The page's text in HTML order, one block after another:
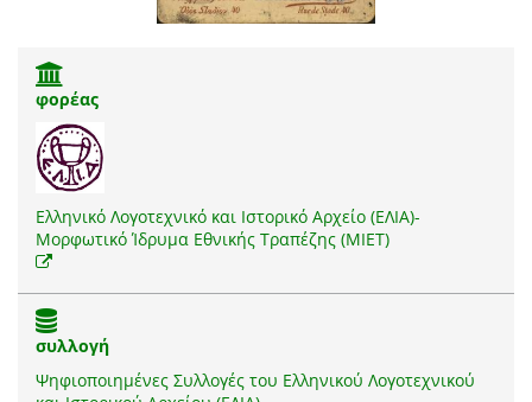
φορέας
Ελληνικό Λογοτεχνικό και Ιστορικό Αρχείο (ΕΛΙΑ)-
Μορφωτικό Ίδρυμα Εθνικής Τραπέζης (ΜΙΕΤ)
συλλογή
Ψηφιοποιημένες Συλλογές του Ελληνικού Λογοτεχνικού